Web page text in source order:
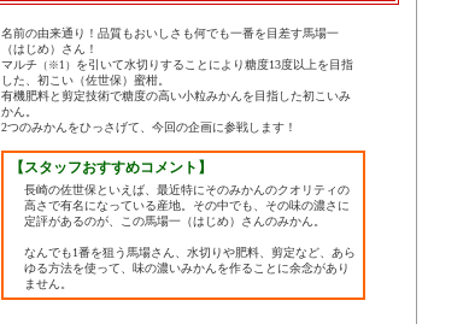
名前の由来通り！品質もおいしさも何でも一番を目差す馬場一
（はじめ）さん！
マルチ （※1） を引いて水切りすることにより糖度13度以上を目指
した、初こい（佐世保）蜜柑。
有機肥料と剪定技術で糖度の高い小粒みかんを目指した初こいみ
かん。
2つのみかんをひっさげて、今回の企画に参戦します！
【スタッフおすすめコメント】
長崎の佐世保といえば、最近特にそのみかんのクオリティの
高さで有名になっている産地。その中でも、その味の濃さに
定評があるのが、この馬場一（はじめ）さんのみかん。
なんでも1番を狙う馬場さん、水切りや肥料、剪定など、あら
ゆる方法を使って、味の濃いみかんを作ることに余念があり
ません。